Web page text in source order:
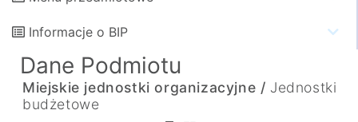
Informacje o BIP
Dane Podmiotu
Miejskie jednostki organizacyjne / Jednostki
budżetowe